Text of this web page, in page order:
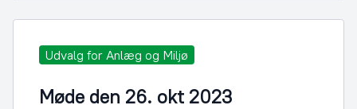
Udvalg for Anlæg og Miljø
Møde den 26. okt 2023